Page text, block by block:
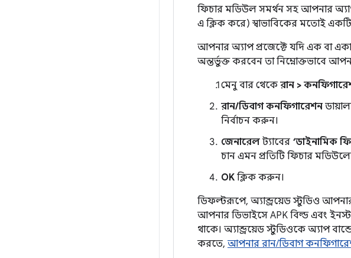
ফিচার মডিউল সমর্থন সহ আপনার
এ ক্লিক করে) স্বাভাবিকের মতোই
আপনার অ্যাপ প্রজেক্টে যদি এক বা
অন্তর্ভুক্ত করবেন তা নিম্নোক্তভাবে
মেনু বার থেকে রান >
রান/ডিবাগ কনফিগারেশন
নির্বাচন করুন।
জেনারেল ট্যাবের ‘ডাইনামিক
চান এমন প্রতিটি ফিচার
OK ক্লিক করুন।
ডিফল্টরূপে, অ্যান্ড্রয়েড স্টুডিও আপনার
আপনার ডিভাইসে APK বিল্ড এবং
থাকে। অ্যান্ড্রয়েড স্টুডিওকে অ্যাপ
করতে, আপনার রান/ডিবাগ